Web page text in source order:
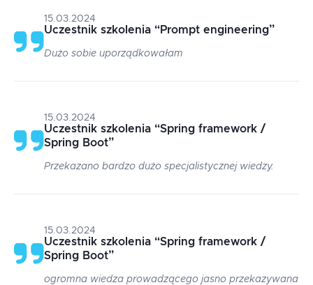
15.03.2024
Uczestnik szkolenia “Prompt engineering”
Dużo sobie uporządkowałam
15.03.2024
Uczestnik szkolenia “Spring framework /
Spring Boot”
Przekazano bardzo dużo specjalistycznej wiedzy.
15.03.2024
Uczestnik szkolenia “Spring framework /
Spring Boot”
ogromna wiedza prowadzącego jasno przekazywana